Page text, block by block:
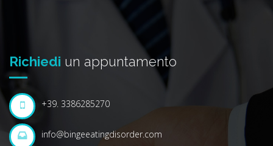
Richiedi un appuntamento
+39. 3386285270
info@bingeeatingdisorder.com